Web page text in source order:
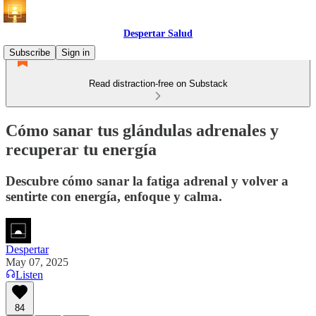
Despertar Salud
Subscribe
Sign in
Read distraction-free on Substack
Cómo sanar tus glándulas adrenales y
recuperar tu energía
Descubre cómo sanar la fatiga adrenal y volver a
sentirte con energía, enfoque y calma.
Despertar
May 07, 2025
Listen
84